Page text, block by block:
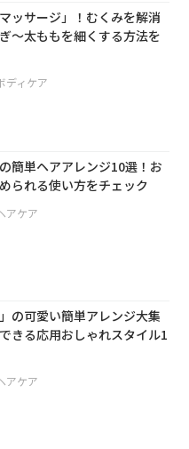
ッサージ」！むくみを解消
〜太ももを細くする方法を
ディケア
簡単ヘアアレンジ10選！お
られる使い方をチェック
アケア
の可愛い簡単アレンジ大集
きる応用おしゃれスタイル1
アケア